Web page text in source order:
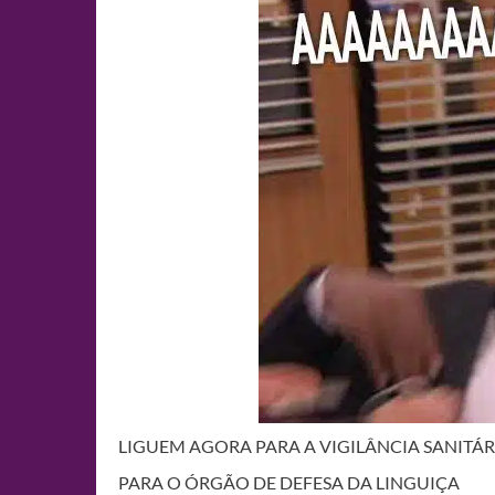
LIGUEM AGORA PARA A VIGILÂNCIA
PARA O ÓRGÃO DE DEFESA DA LINGUIÇA